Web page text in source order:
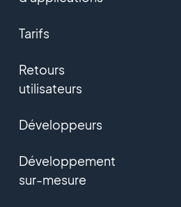
Tarifs
Retours
utilisateurs
Développeurs
Développement
sur-mesure